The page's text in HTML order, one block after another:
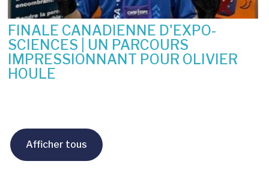
FINALE CANADIENNE D'EXPO-
SCIENCES | UN PARCOURS
IMPRESSIONNANT POUR OLIVIER
HOULE
Afficher tous